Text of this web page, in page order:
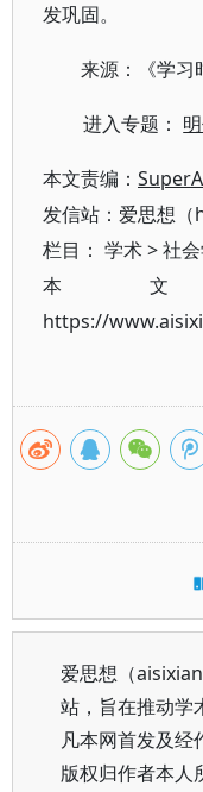
发巩固。
来源：《学习
进入专题：
本文责编：
发信站：爱思想
栏目： 学术>社
本
https://
爱思想（
站，旨在推动学
凡本网首发及经
版权归作者本人